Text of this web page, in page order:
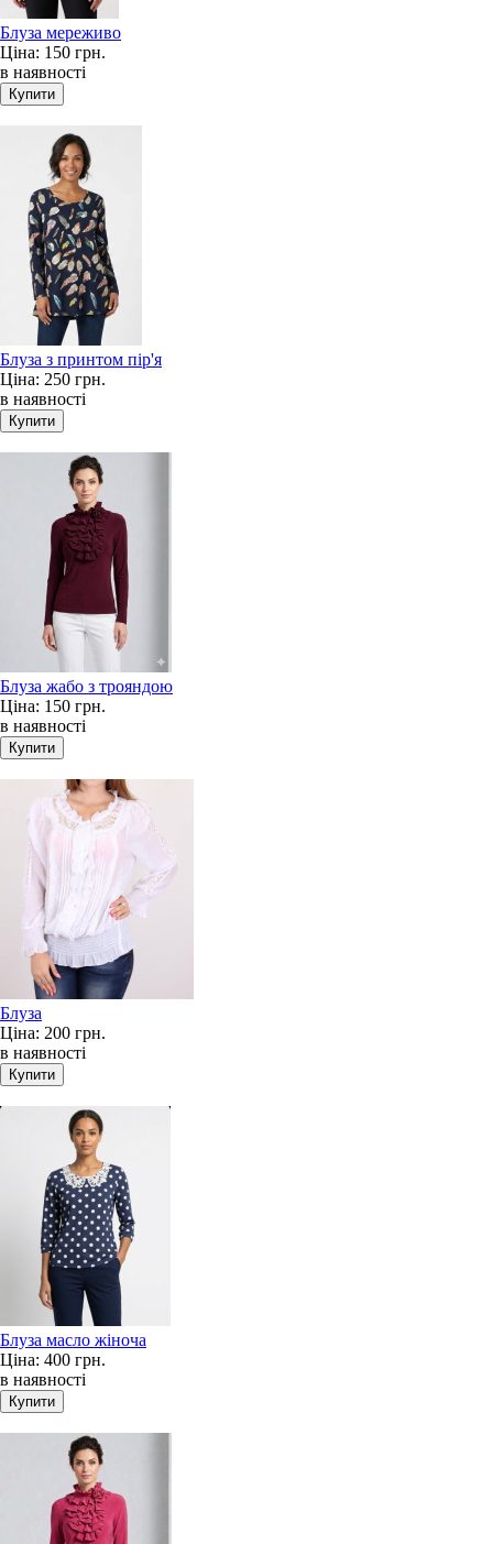
Блуза мереживо
Ціна: 150 грн.
в наявності
Блуза з принтом пір'я
Ціна: 250 грн.
в наявності
Блуза жабо з трояндою
Ціна: 150 грн.
в наявності
Блуза
Ціна: 200 грн.
в наявності
Блуза масло жіноча
Ціна: 400 грн.
в наявності